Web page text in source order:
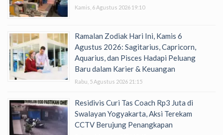
Kamis, 6 Agustus 2026 19:10
Ramalan Zodiak Hari Ini, Kamis 6
Agustus 2026: Sagitarius, Capricorn,
Aquarius, dan Pisces Hadapi Peluang
Baru dalam Karier & Keuangan
Rabu, 5 Agustus 2026 21:15
Residivis Curi Tas Coach Rp3 Juta di
Swalayan Yogyakarta, Aksi Terekam
CCTV Berujung Penangkapan